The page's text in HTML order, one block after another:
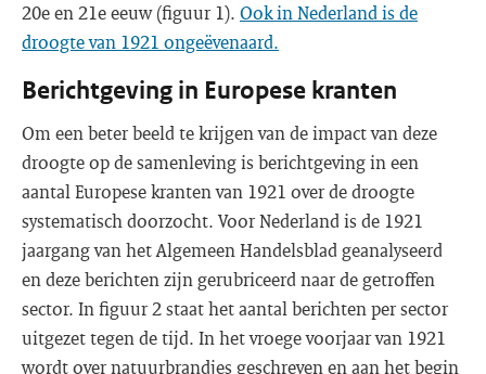
20e en 21e eeuw (figuur 1). Ook in Nederland is de
droogte van 1921 ongeëvenaard.
Berichtgeving in Europese kranten
Om een beter beeld te krijgen van de impact van deze
droogte op de samenleving is berichtgeving in een
aantal Europese kranten van 1921 over de droogte
systematisch doorzocht. Voor Nederland is de 1921
jaargang van het Algemeen Handelsblad geanalyseerd
en deze berichten zijn gerubriceerd naar de getroffen
sector. In figuur 2 staat het aantal berichten per sector
uitgezet tegen de tijd. In het vroege voorjaar van 1921
wordt over natuurbrandjes geschreven en aan het begin